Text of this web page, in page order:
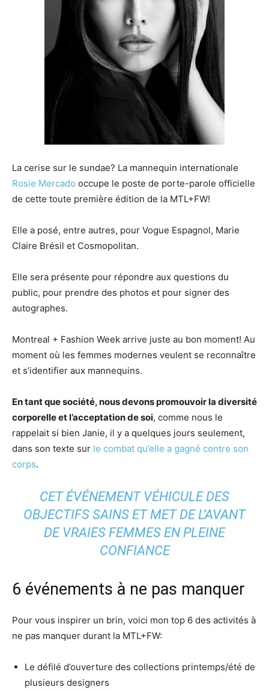
La cerise sur le sundae? La mannequin internationale
Rosie Mercado occupe le poste de porte-parole officielle
de cette toute première édition de la MTL+FW!
Elle a posé, entre autres, pour Vogue Espagnol, Marie
Claire Brésil et Cosmopolitan.
Elle sera présente pour répondre aux questions du
public, pour prendre des photos et pour signer des
autographes.
Montreal + Fashion Week arrive juste au bon moment! Au
moment où les femmes modernes veulent se reconnaître
et s’identifier aux mannequins.
En tant que société, nous devons promouvoir la diversité
corporelle et l’acceptation de soi, comme nous le
rappelait si bien Janie, il y a quelques jours seulement,
dans son texte sur le combat qu’elle a gagné contre son
corps.
CET ÉVÉNEMENT VÉHICULE DES
OBJECTIFS SAINS ET MET DE L’AVANT
DE VRAIES FEMMES EN PLEINE
CONFIANCE
6 événements à ne pas manquer
Pour vous inspirer un brin, voici mon top 6 des activités à
ne pas manquer durant la MTL+FW:
Le défilé d’ouverture des collections printemps/été de
plusieurs designers